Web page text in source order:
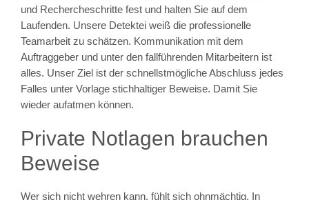
und Rechercheschritte fest und halten Sie auf dem
Laufenden. Unsere Detektei weiß die professionelle
Teamarbeit zu schätzen. Kommunikation mit dem
Auftraggeber und unter den fallführenden Mitarbeitern ist
alles. Unser Ziel ist der schnellstmögliche Abschluss jedes
Falles unter Vorlage stichhaltiger Beweise. Damit Sie
wieder aufatmen können.
Private Notlagen brauchen
Beweise
Wer sich nicht wehren kann, fühlt sich ohnmächtig. In